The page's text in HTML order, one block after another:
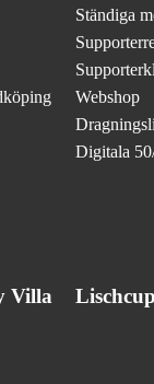
Ständiga
Webshop
Digitala
Villa